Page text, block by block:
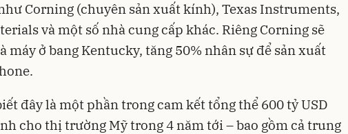
Corning (chuyên sản xuất kính), Texas Instruments,
và một số nhà cung cấp khác. Riêng Corning sẽ
máy ở bang Kentucky, tăng 50% nhân sự để sản xuất
đây là một phần trong cam kết tổng thể 600 tỷ USD
cho thị trường Mỹ trong 4 năm tới – bao gồm cả trung